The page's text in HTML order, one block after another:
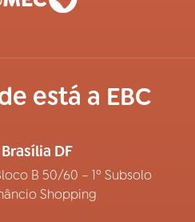
está a EBC
DF
B 50/60 – 1º Subsolo
Shopping